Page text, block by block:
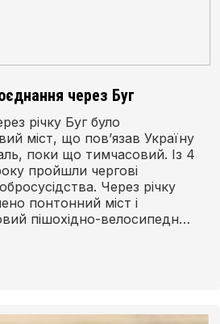
через Буг
річку Буг було
міст, що пов’язав Україну
поки що тимчасовий. Із 4
пройшли чергові
Через річку
понтонний міст і
пішохідно-велосипедний
селом Адамчуки.